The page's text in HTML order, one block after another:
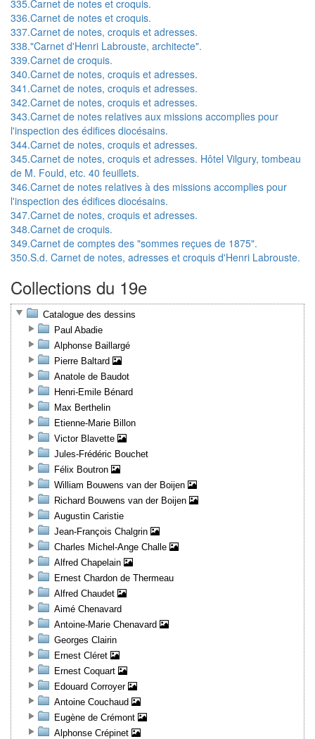
335.Carnet de notes et croquis.
336.Carnet de notes et croquis.
337.Carnet de notes, croquis et adresses.
338."Carnet d'Henri Labrouste, architecte".
339.Carnet de croquis.
340.Carnet de notes, croquis et adresses.
341.Carnet de notes, croquis et adresses.
342.Carnet de notes, croquis et adresses.
343.Carnet de notes relatives aux missions accomplies pour
l'inspection des édifices diocésains.
344.Carnet de notes, croquis et adresses.
345.Carnet de notes, croquis et adresses. Hôtel Vilgury, tombeau
de M. Fould, etc. 40 feuillets.
346.Carnet de notes relatives à des missions accomplies pour
l'inspection des édifices diocésains.
347.Carnet de notes, croquis et adresses.
348.Carnet de croquis.
349.Carnet de comptes des "sommes reçues de 1875".
350.S.d. Carnet de notes, adresses et croquis d'Henri Labrouste.
Collections du 19e
Catalogue des dessins
Paul Abadie
Alphonse Baillargé
Pierre Baltard
Anatole de Baudot
Henri-Emile Bénard
Max Berthelin
Etienne-Marie Billon
Victor Blavette
Jules-Frédéric Bouchet
Félix Boutron
William Bouwens van der Boijen
Richard Bouwens van der Boijen
Augustin Caristie
Jean-François Chalgrin
Charles Michel-Ange Challe
Alfred Chapelain
Ernest Chardon de Thermeau
Alfred Chaudet
Aimé Chenavard
Antoine-Marie Chenavard
Georges Clairin
Ernest Cléret
Ernest Coquart
Edouard Corroyer
Antoine Couchaud
Eugène de Crémont
Alphonse Crépinet